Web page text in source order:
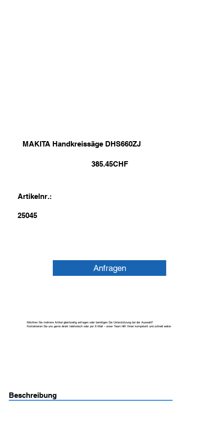
MAKITA Handkreissäge DHS660ZJ
385.45CHF
Artikelnr.:
25045
Anfragen
Möchten Sie mehrere Artikel gleichzeitig anfragen oder benötigen Sie Unterstützung bei der Auswahl?
Kontaktieren Sie uns gerne direkt telefonisch oder per E-Mail – unser Team hilft Ihnen kompetent und schnell weiter.
Beschreibung